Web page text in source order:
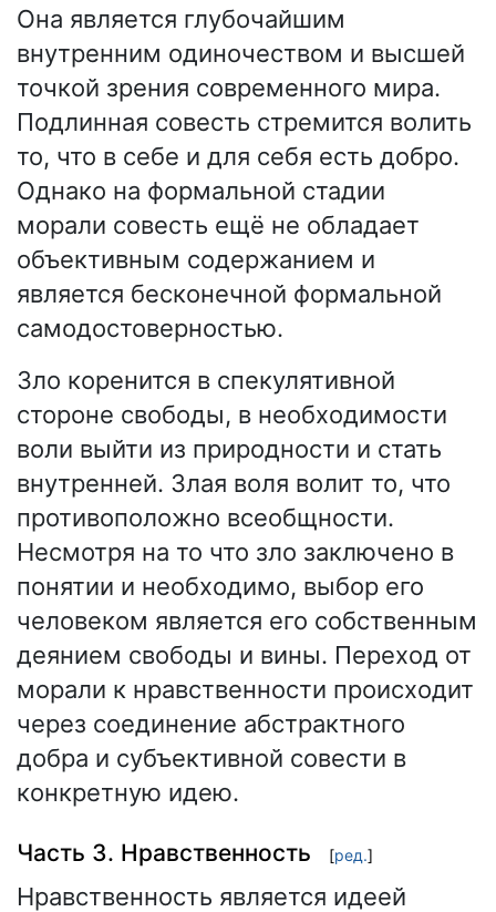
Она является глубочайшим
внутренним одиночеством и высшей
точкой зрения современного мира.
Подлинная совесть стремится волить
то, что в себе и для себя есть добро.
Однако на формальной стадии
морали совесть ещё не обладает
объективным содержанием и
является бесконечной формальной
самодостоверностью.
Зло коренится в спекулятивной
стороне свободы, в необходимости
воли выйти из природности и стать
внутренней. Злая воля волит то, что
противоположно всеобщности.
Несмотря на то что зло заключено в
понятии и необходимо, выбор его
человеком является его собственным
деянием свободы и вины. Переход от
морали к нравственности происходит
через соединение абстрактного
добра и субъективной совести в
конкретную идею.
Часть 3. Нравственность [ред.]
Нравственность является идеей